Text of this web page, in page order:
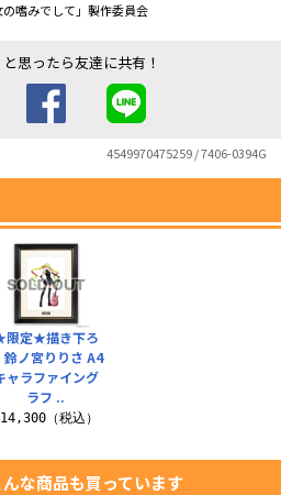
嗜みでして」製作委員会
と思ったら友達に共有！
4549970475259 / 7406-0394G
定★描き下ろ
鈴ノ宮りりさ A4
ャラファイング
ラフ ..
（税込）
な商品も買っています